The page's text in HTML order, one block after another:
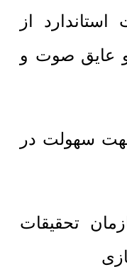
از
عایق صوت و
سهولت در
تحقیقات